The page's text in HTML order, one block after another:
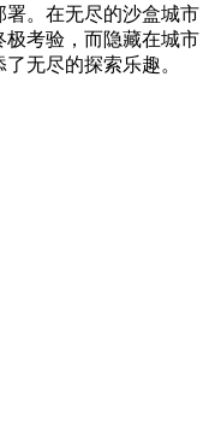
。在无尽的沙盒城市
考验，而隐藏在城市
无尽的探索乐趣。